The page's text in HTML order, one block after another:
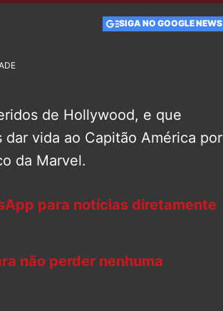
SIGA NO GOOGLE NEWS
de Hollywood, e que
vida ao Capitão América por
da Marvel.
para notícias diretamente
não perder nenhuma